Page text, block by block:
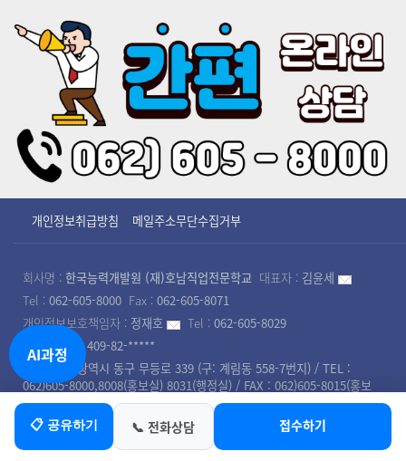
📋 공유하기 📞 전화상담 접수하기
개인정보취급방침 메일주소무단수집거부
회사명 : 한국능력개발원 (재)호남직업전문학교 대표자 : 김윤세
Tel : 062-605-8000 Fax : 062-605-8071
개인정보보호책임자 : 정재호 Tel : 062-605-8029
사업자번호 :409-82-*****
본교 : 광주광역시 동구 무등로 339 (구: 계림동 558-7번지) / TEL :
062)605-8000,8008(홍보실) 8031(행정실) / FAX : 062)605-8015(홍보
실),8001(행정실),8071(교학처)
첨단캠퍼스 : 광주광역시 북구 첨단벤처로 102 (구: 대촌동 958-20번지) /
TEL : 062)605-8090,8091 / FAX : 062)973-6025
북광주캠퍼스 : 광주광역시 북구 제봉로 304 (구:중흥동) ( TEL : 062)364-
AI과정